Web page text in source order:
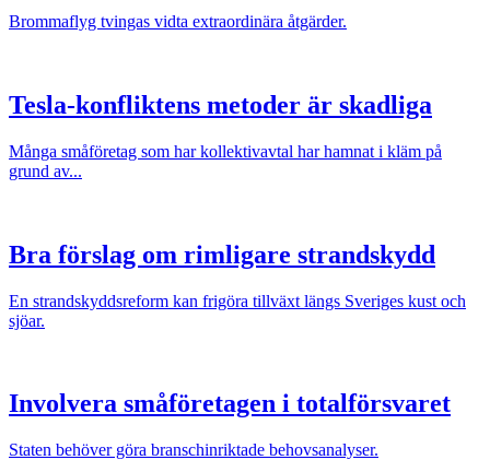
Brommaflyg tvingas vidta extraordinära åtgärder.
Tesla-konfliktens metoder är skadliga
Många småföretag som har kollektivavtal har hamnat i kläm på
grund av...
Bra förslag om rimligare strandskydd
En strandskyddsreform kan frigöra tillväxt längs Sveriges kust och
sjöar.
Involvera småföretagen i totalförsvaret
Staten behöver göra branschinriktade behovsanalyser.